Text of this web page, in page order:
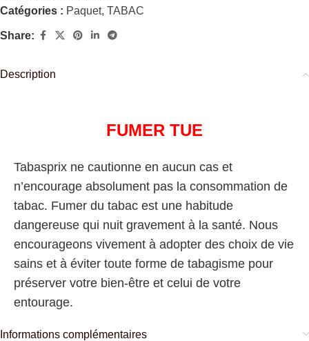
Catégories : Paquet, TABAC
Share:
Description
FUMER TUE
Tabasprix ne cautionne en aucun cas et
n’encourage absolument pas la consommation de
tabac. Fumer du tabac est une habitude
dangereuse qui nuit gravement à la santé. Nous
encourageons vivement à adopter des choix de vie
sains et à éviter toute forme de tabagisme pour
préserver votre bien-être et celui de votre
entourage.
Informations complémentaires